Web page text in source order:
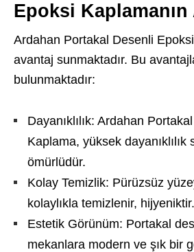
Epoksi Kaplamanın
Ardahan Portakal Desenli
avantaj sunmaktadır. Bu
bulunmaktadır:
Dayanıklılık: Ardahan
Kaplama, yüksek dayanıklılık
ömürlüdür.
Kolay Temizlik: Pürüzsüz
kolaylıkla temizlenir, hijyeniktir.
Estetik Görünüm: Portakal
mekanlara modern ve şık bir